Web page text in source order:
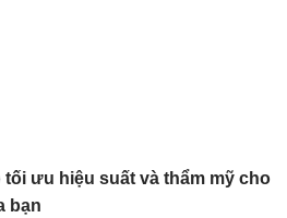
tối ưu hiệu suất và thẩm mỹ cho
bạn